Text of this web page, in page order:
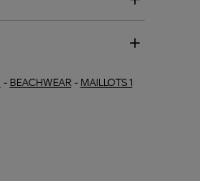
- BEACHWEAR- MAILLOTS 1